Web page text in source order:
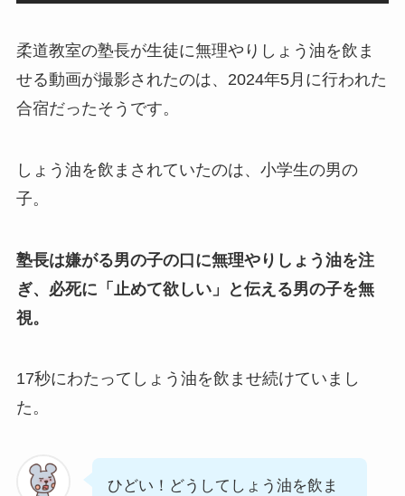
柔道教室の塾長が生徒に無理やりしょう油を飲ま
せる動画が撮影されたのは、2024年5月に行われた
合宿だったそうです。
しょう油を飲まされていたのは、小学生の男の
子。
塾長は嫌がる男の子の口に無理やりしょう油を注
ぎ、必死に「止めて欲しい」と伝える男の子を無
視。
17秒にわたってしょう油を飲ませ続けていまし
た。
ひどい！どうしてしょう油を飲ま